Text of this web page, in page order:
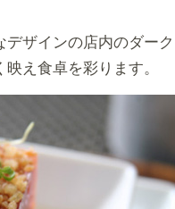
ザインの店内のダーク
え食卓を彩ります。